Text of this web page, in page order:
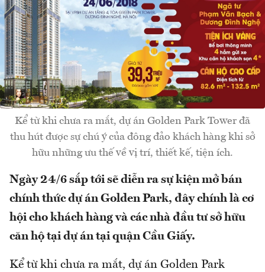
Kể từ khi chưa ra mắt, dự án Golden Park Tower đã
thu hút được sự chú ý của đông đảo khách hàng khi sở
hữu những ưu thế về vị trí, thiết kế, tiện ích.
Ngày 24/6 sắp tới sẽ diễn ra sự kiện mở bán
chính thức dự án Golden Park, đây chính là cơ
hội cho khách hàng và các nhà đầu tư sở hữu
căn hộ tại dự án tại quận Cầu Giấy.
Kể từ khi chưa ra mắt, dự án Golden Park